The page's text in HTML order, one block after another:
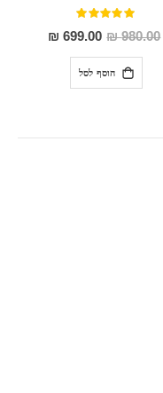
דירוג:
100%
980.00 ₪
מחיר
מבצע
699.00 ₪
הוסף לסל